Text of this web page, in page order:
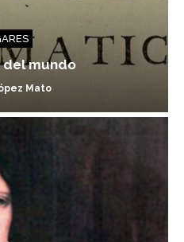
del mundo
Mato